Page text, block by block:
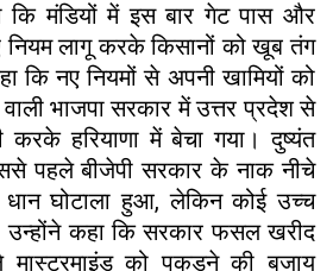
कि मंडियों में इस बार गेट पास और
नियम लागू करके किसानों को खूब तंग
कि नए नियमों से अपनी खामियों को
भाजपा सरकार में उत्तर प्रदेश से
हरियाणा में बेचा गया। दुष्यंत
पहले बीजेपी सरकार के नाक नीचे
घोटाला हुआ, लेकिन कोई उच्च
उन्होंने कहा कि सरकार फसल खरीद
मास्टरमाइंड को पकड़ने की बजाय